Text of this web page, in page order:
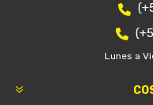
Lunes a